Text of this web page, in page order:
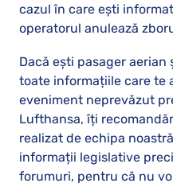
cazul în care ești
operatorul anulează
Dacă ești pasager
toate informațiile care te
eveniment neprevăzut
Lufthansa, îți
realizat de echipa
informații legislative
forumuri, pentru că nu